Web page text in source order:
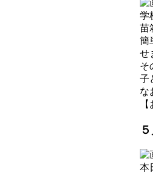
学
苗
簡
せ
そ
子
な
本